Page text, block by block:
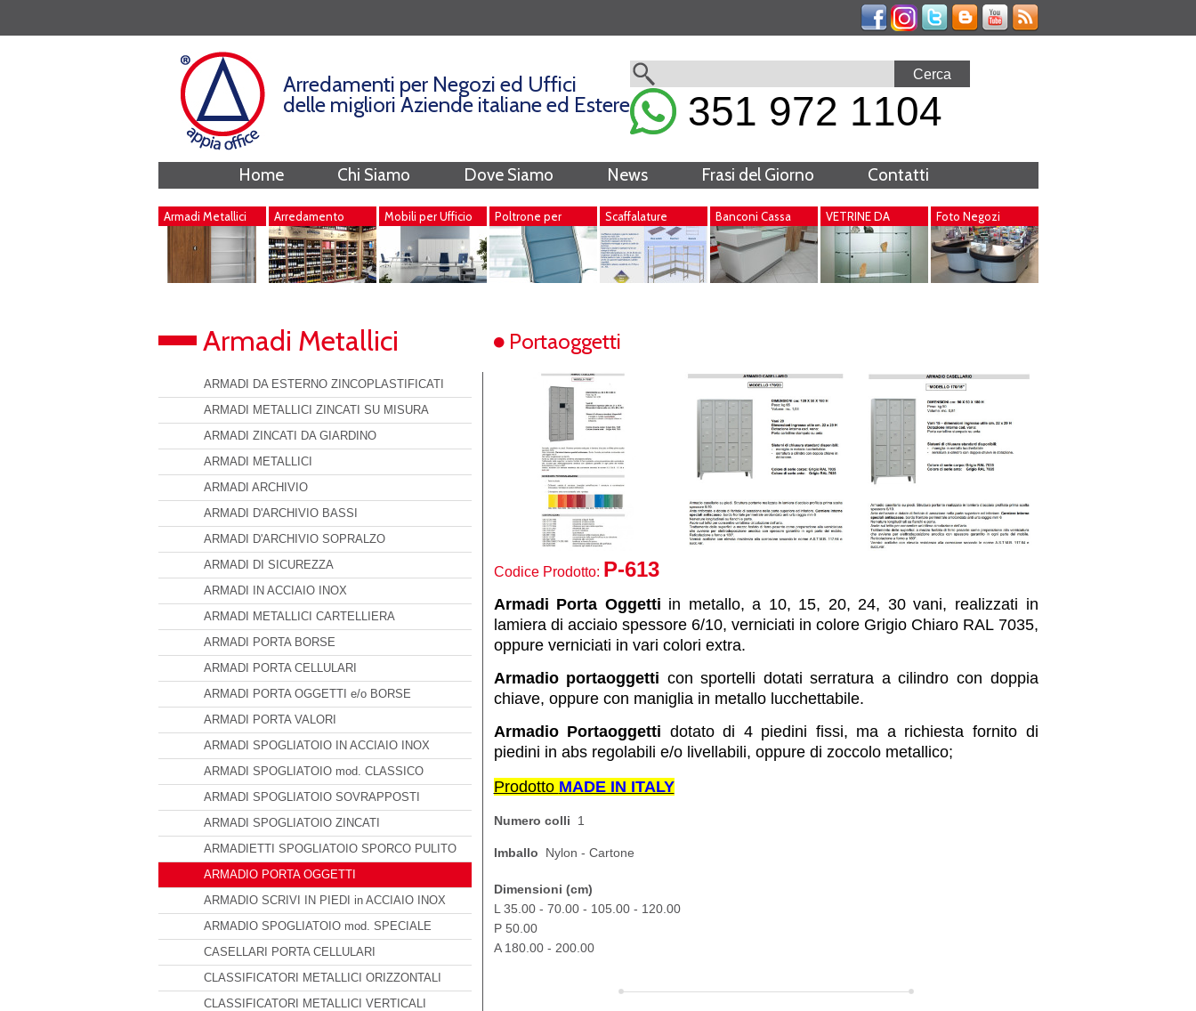
Arredamenti per Negozi ed Uffici
delle migliori Aziende italiane ed Estere 351 972 1104
Home Chi Siamo Dove Siamo News Frasi del Giorno Contatti
Armadi Metallici
Arredamento
Negozi
Mobili per Ufficio
Poltrone per
Ufficio
Scaffalature
Metalliche
Banconi Cassa
VETRINE DA
INTERNO
Foto Negozi
Armadi Metallici
ARMADI DA ESTERNO ZINCOPLASTIFICATI
ARMADI METALLICI ZINCATI SU MISURA
ARMADI ZINCATI DA GIARDINO
ARMADI METALLICI
ARMADI ARCHIVIO
ARMADI D'ARCHIVIO BASSI
ARMADI D'ARCHIVIO SOPRALZO
ARMADI DI SICUREZZA
ARMADI IN ACCIAIO INOX
ARMADI METALLICI CARTELLIERA
ARMADI PORTA BORSE
ARMADI PORTA CELLULARI
ARMADI PORTA OGGETTI e/o BORSE
ARMADI PORTA VALORI
ARMADI SPOGLIATOIO IN ACCIAIO INOX
ARMADI SPOGLIATOIO mod. CLASSICO
ARMADI SPOGLIATOIO SOVRAPPOSTI
ARMADI SPOGLIATOIO ZINCATI
ARMADIETTI SPOGLIATOIO SPORCO PULITO
ARMADIO PORTA OGGETTI
ARMADIO SCRIVI IN PIEDI in ACCIAIO INOX
ARMADIO SPOGLIATOIO mod. SPECIALE
CASELLARI PORTA CELLULARI
CLASSIFICATORI METALLICI ORIZZONTALI
CLASSIFICATORI METALLICI VERTICALI
Portaoggetti
Codice Prodotto: P-613
Armadi Porta Oggetti in metallo, a 10, 15, 20, 24, 30 vani, realizzati in
lamiera di acciaio spessore 6/10, verniciati in colore Grigio Chiaro RAL 7035,
oppure verniciati in vari colori extra.
Armadio portaoggetti con sportelli dotati serratura a cilindro con doppia
chiave, oppure con maniglia in metallo lucchettabile.
Armadio Portaoggetti dotato di 4 piedini fissi, ma a richiesta fornito di
piedini in abs regolabili e/o livellabili, oppure di zoccolo metallico;
Prodotto MADE IN ITALY
Numero colli 1
Imballo Nylon - Cartone
Dimensioni (cm)
L 35.00 - 70.00 - 105.00 - 120.00
P 50.00
A 180.00 - 200.00